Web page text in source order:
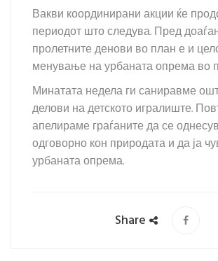
Вакви координирани акции ќе
периодот што следува. Пред
пролетните денови во план е и
менување на урбаната опрема во
Минатата недела ги саниравме
делови на детското игралиште.
апелираме граѓаните да се
одговорно кон природата и да ја
урбаната опрема.
Share